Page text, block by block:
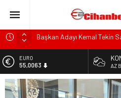
Başkan Adayı Kemal Tekin
Konyalı Çiftci Feci şekilde
Konya’da araçta oksijen
kaybeden biri bebek 2 kişi
belli oldu!
EURO
55,0063
ALTIN
6.543,59
AZ